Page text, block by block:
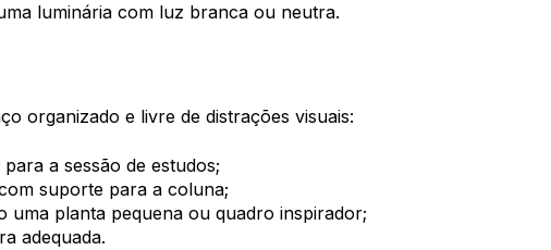
luminária com luz branca ou neutra.
organizado e livre de distrações visuais:
a sessão de estudos;
suporte para a coluna;
uma planta pequena ou quadro inspirador;
adequada.